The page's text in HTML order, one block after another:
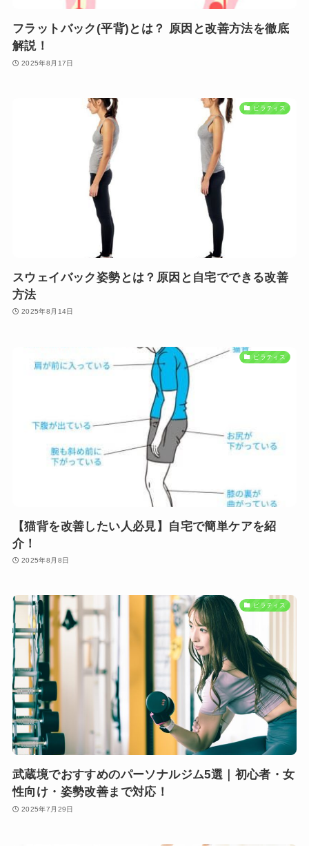
フラットバック(平背)とは？ 原因と改善方法を徹底
解説！
2025年8月17日
ピラティス
スウェイバック姿勢とは？原因と自宅でできる改善
方法
2025年8月14日
ピラティス
【猫背を改善したい人必見】自宅で簡単ケアを紹
介！
2025年8月8日
ピラティス
武蔵境でおすすめのパーソナルジム5選｜初心者・女
性向け・姿勢改善まで対応！
2025年7月29日